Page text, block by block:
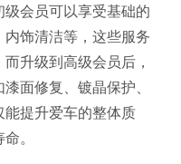
会员可以享受基础的
饰清洁等，这些服务
升级到高级会员后，
面修复、镀晶保护、
能提升爱车的整体质
。